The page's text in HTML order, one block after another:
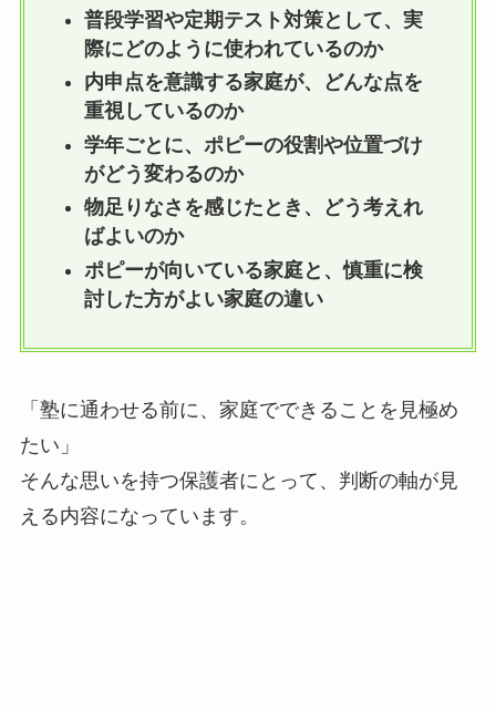
普段学習や定期テスト対策として、実
際にどのように使われているのか
内申点を意識する家庭が、どんな点を
重視しているのか
学年ごとに、ポピーの役割や位置づけ
がどう変わるのか
物足りなさを感じたとき、どう考えれ
ばよいのか
ポピーが向いている家庭と、慎重に検
討した方がよい家庭の違い
「塾に通わせる前に、家庭でできることを見極め
たい」
そんな思いを持つ保護者にとって、判断の軸が見
える内容になっています。